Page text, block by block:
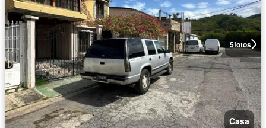
5fotos
Casa